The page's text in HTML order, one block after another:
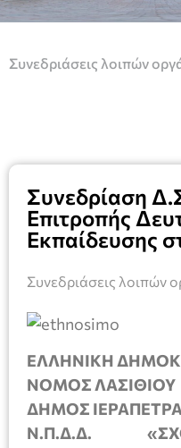
Συνεδριάσεις λοιπών
Συνεδρίαση
Επιτροπής
Εκπαίδευσης
Συνεδριάσεις λοιπών
ΕΛΛΗΝΙΚΗ
ΝΟΜΟΣ ΛΑΣΙΘΙΟΥ
ΔΗΜΟΣ
Ν.Π.Δ.Δ.